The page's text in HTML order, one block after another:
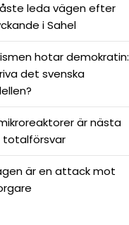
leda vägen efter
i Sahel
hotar demokratin:
det svenska
är nästa
totalförsvar
är en attack mot